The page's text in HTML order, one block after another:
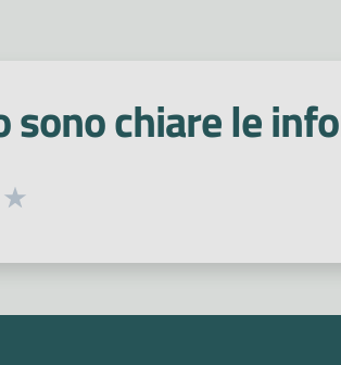
sono chiare le
valutazione da 1 a 5 stelle